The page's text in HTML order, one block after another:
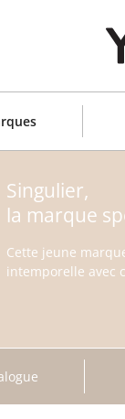
Singulier,
la marque
Cette jeune
intemporelle avec